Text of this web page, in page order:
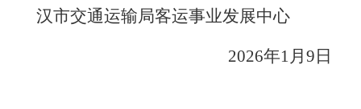
汉市交通运输局客运事业发展中心
2026年1月 9 日